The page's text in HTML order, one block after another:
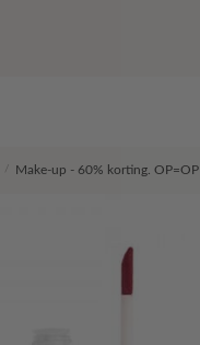
Make-up - 60% korting. OP=OP